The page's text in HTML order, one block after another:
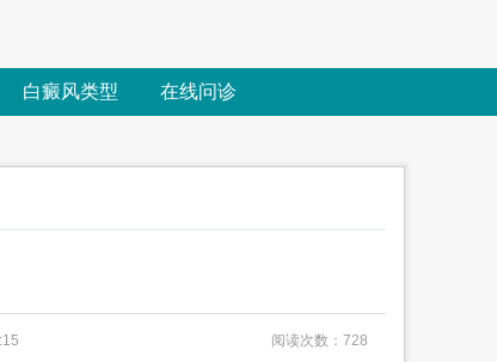
白癜风类型 在线问诊
阅读次数：728